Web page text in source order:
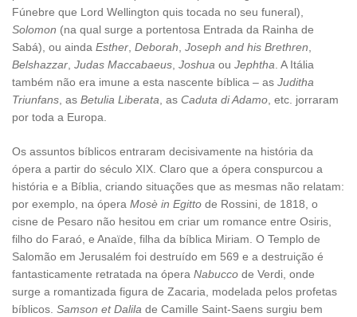
Fúnebre que Lord Wellington quis tocada no seu funeral),
Solomon (na qual surge a portentosa Entrada da Rainha de
Sabá), ou ainda Esther, Deborah, Joseph and his Brethren,
Belshazzar, Judas Maccabaeus, Joshua ou Jephtha. A Itália
também não era imune a esta nascente bíblica – as Juditha
Triunfans, as Betulia Liberata, as Caduta di Adamo, etc. jorraram
por toda a Europa.
Os assuntos bíblicos entraram decisivamente na história da
ópera a partir do século XIX. Claro que a ópera conspurcou a
história e a Bíblia, criando situações que as mesmas não relatam:
por exemplo, na ópera Mosè in Egitto de Rossini, de 1818, o
cisne de Pesaro não hesitou em criar um romance entre Osiris,
filho do Faraó, e Anaïde, filha da bíblica Miriam. O Templo de
Salomão em Jerusalém foi destruído em 569 e a destruição é
fantasticamente retratada na ópera Nabucco de Verdi, onde
surge a romantizada figura de Zacaria, modelada pelos profetas
bíblicos. Samson et Dalila de Camille Saint-Saens surgiu bem